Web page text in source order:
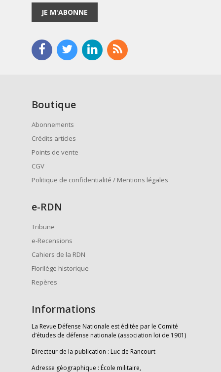
JE M'ABONNE
Boutique
Abonnements
Crédits articles
Points de vente
CGV
Politique de confidentialité / Mentions légales
e-RDN
Tribune
e-Recensions
Cahiers de la RDN
Florilège historique
Repères
Informations
La Revue Défense Nationale est éditée par le Comité
d’études de défense nationale (association loi de 1901)
Directeur de la publication : Luc de Rancourt
Adresse géographique : École militaire,